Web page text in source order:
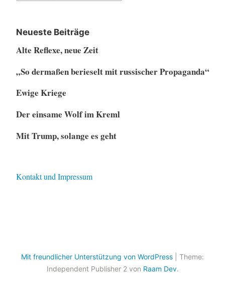
Neueste Beiträge
Alte Reflexe, neue Zeit
„So dermaßen berieselt mit russischer Propaganda“
Ewige Kriege
Der einsame Wolf im Kreml
Mit Trump, solange es geht
Kontakt und Impressum
Mit freundlicher Unterstützung von WordPress
Theme:
Independent Publisher 2 von Raam Dev.